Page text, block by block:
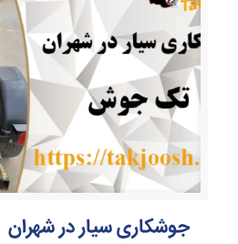
جوشکاری سیار در شهران